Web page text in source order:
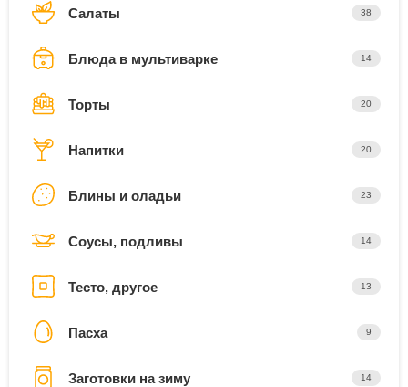
Салаты 38
Блюда в мультиварке 14
Торты 20
Напитки 20
Блины и оладьи 23
Соусы, подливы 14
Тесто, другое 13
Пасха 9
Заготовки на зиму 14